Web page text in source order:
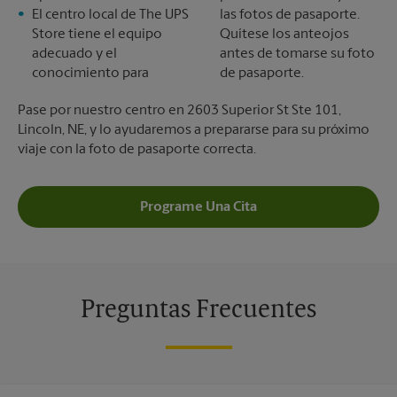
El centro local de The UPS
Store tiene el equipo
adecuado y el
conocimiento para
las fotos de pasaporte.
Quítese los anteojos
antes de tomarse su foto
de pasaporte.
Pase por nuestro centro en 2603 Superior St Ste 101,
Lincoln, NE, y lo ayudaremos a prepararse para su próximo
viaje con la foto de pasaporte correcta.
Programe Una Cita
Preguntas Frecuentes